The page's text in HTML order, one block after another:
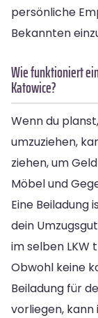
persönliche
Bekannten
Wie funktioniert
Katowice?
Wenn du
umzuziehen,
ziehen, um
Möbel und
Eine Beiladung
dein
im selben
Obwohl keine
Beiladung für
vorliegen,